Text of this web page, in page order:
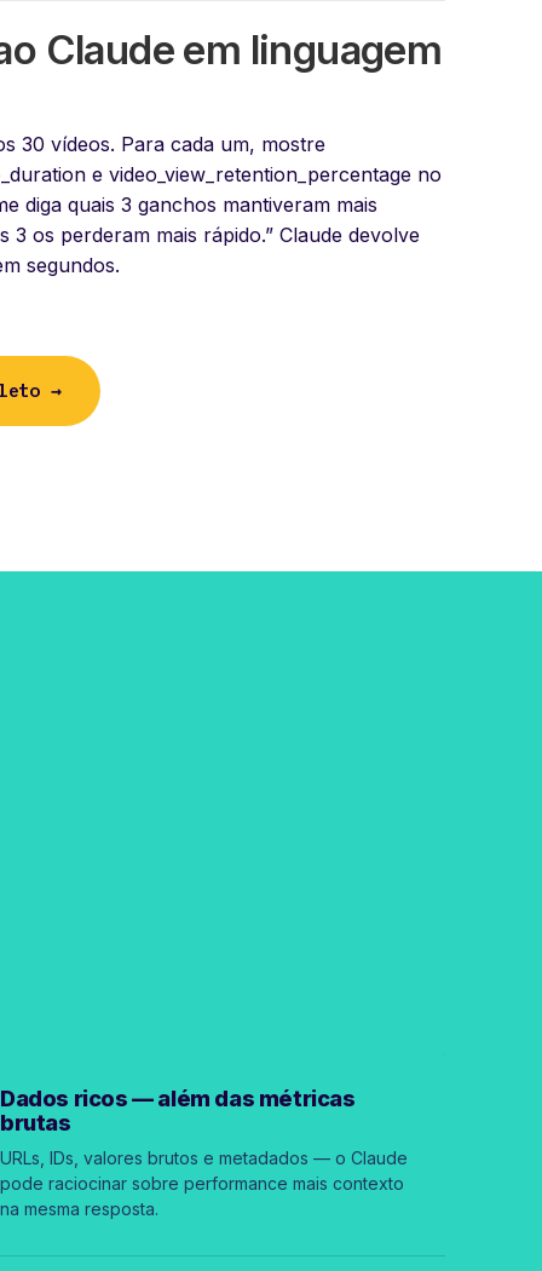
Claude em linguagem
30 vídeos. Para cada um, mostre
e video_view_retention_percentage no
diga quais 3 ganchos mantiveram mais
3 os perderam mais rápido.” Claude devolve
segundos.
→
Dados ricos — além das métricas
brutas
URLs, IDs, valores brutos e metadados — o Claude
pode raciocinar sobre performance mais contexto
na mesma resposta.